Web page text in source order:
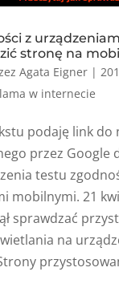
z
stronę na
Agata Eigner|
w internecie
podaję link do
przez Google
testu
mobilnymi. 21
sprawdzać
na